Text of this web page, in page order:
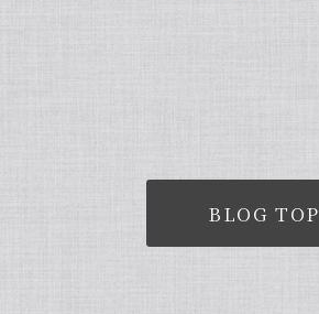
BLOG TOP